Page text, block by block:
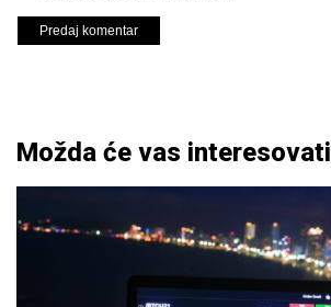
Možda će vas interesovati